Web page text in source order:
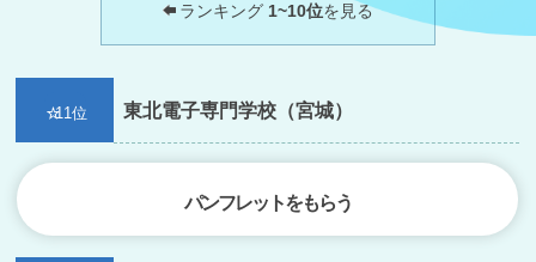
ランキング 1~10位を見る
11位 東北電子専門学校（宮城）
パンフレットをもらう